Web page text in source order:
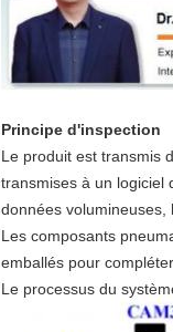
Principe d'inspection
Le produit est transmis
transmises à un logiciel
données volumineuses,
Les composants
emballés pour
Le processus du